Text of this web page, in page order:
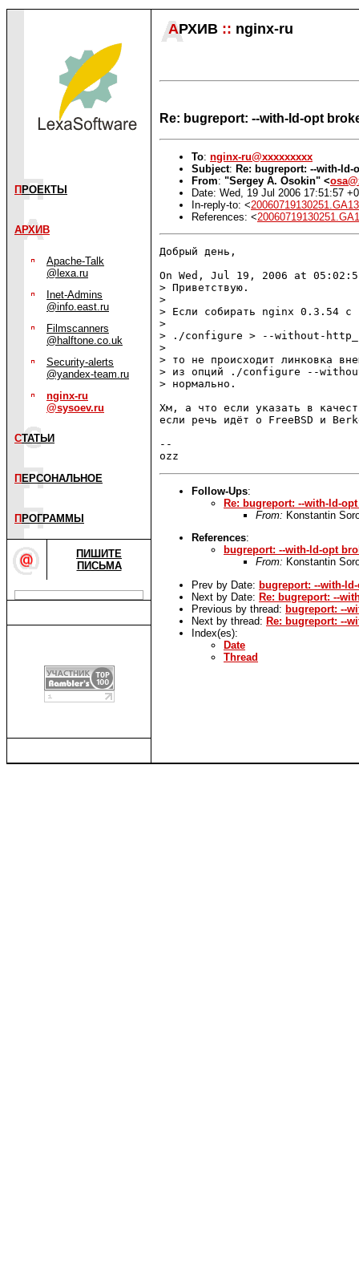
П РОЕКТЫ
АРХИВ
Apache-Talk
@lexa.ru
Inet-Admins
@info.east.ru
Filmscanners
@halftone.co.uk
Security-alerts
@yandex-team.ru
nginx-ru
@sysoev.ru
СТАТЬИ
П ЕРСОНАЛЬНОЕ
П РОГРАММЫ
ПИШИТЕ
ПИСЬМА
АРХИВ :: nginx-ru
Re: bugreport: --with-ld-opt
To: nginx-ru@xxxxxxxxx
Subject: Re: bugreport: --with-
From: "Sergey A. Osokin" <
Date: Wed, 19 Jul 2006 17:51:57
In-reply-to: <
References: <
Добрый день,
On Wed, Jul 19, 2006 at
> Приветствую.
>
> Если собирать nginx 0.3.54
>
> ./configure > --without-
>
> то не происходит линковка
> из опций ./configure --
> нормально.
Хм, а что если указать в
если речь идёт о FreeBSD и
--
Follow-Ups:
Re: bugreport: --with-ld-
From: Konstantin
References:
bugreport: --with-ld-opt
From: Konstantin
Prev by Date: bugreport: --with-
Next by Date: Re: bugreport: --
Previous by thread: bugreport: --
Next by thread: Re: bugreport: --
Index(es):
Date
Thread